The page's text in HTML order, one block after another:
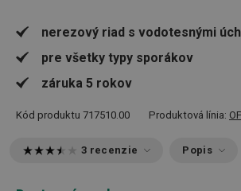
nerezový riad s vodotesnými
pre všetky typy sporákov
záruka 5 rokov
Kód produktu 717510.00 Produktová línia:
3 recenzie Popis